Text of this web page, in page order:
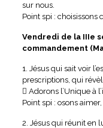
sur nous.
Point spi :
Vendredi de la IIIe
commandement
1. Jésus qui sait voir
prescriptions, qui
 Adorons l’Unique à
Point spi : osons
2. Jésus qui réunit en